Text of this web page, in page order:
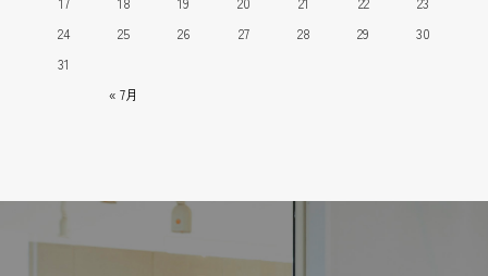
« 7月
24
25 26 27 28 29
30
31